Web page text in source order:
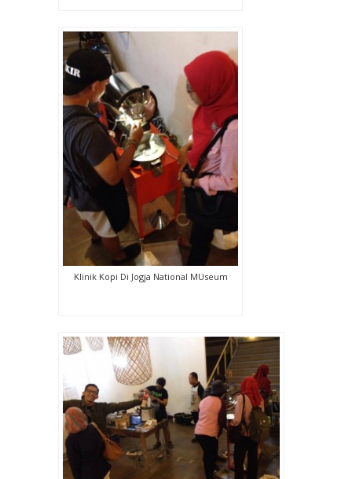
Klinik Kopi Di Jogja National MUseum